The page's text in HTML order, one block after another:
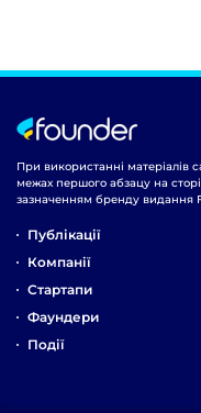
При використанні матеріалів
межах першого абзацу на
зазначенням бренду видання
Публікації
Компанії
Стартапи
Фаундери
Події